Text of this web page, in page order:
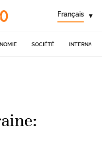
Français ▾
SOCIÉTÉ